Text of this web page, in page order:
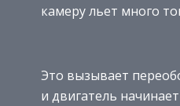
камеру льет много
Это вызывает
и двигатель